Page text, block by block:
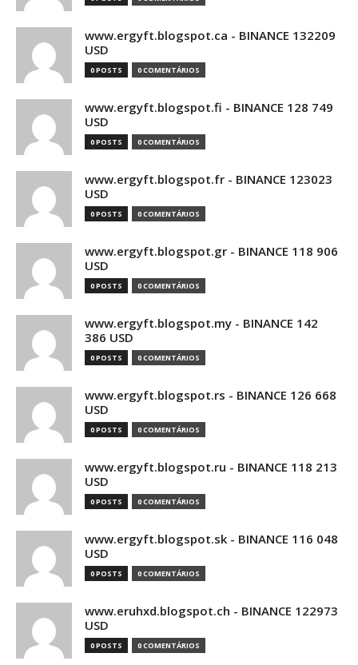
www.ergyft.blogspot.ca - BINANCE 132209
USD
0 POSTS 0 COMENTÁRIOS
www.ergyft.blogspot.fi - BINANCE 128 749
USD
0 POSTS 0 COMENTÁRIOS
www.ergyft.blogspot.fr - BINANCE 123023
USD
0 POSTS 0 COMENTÁRIOS
www.ergyft.blogspot.gr - BINANCE 118 906
USD
0 POSTS 0 COMENTÁRIOS
www.ergyft.blogspot.my - BINANCE 142
386 USD
0 POSTS 0 COMENTÁRIOS
www.ergyft.blogspot.rs - BINANCE 126 668
USD
0 POSTS 0 COMENTÁRIOS
www.ergyft.blogspot.ru - BINANCE 118 213
USD
0 POSTS 0 COMENTÁRIOS
www.ergyft.blogspot.sk - BINANCE 116 048
USD
0 POSTS 0 COMENTÁRIOS
www.eruhxd.blogspot.ch - BINANCE 122973
USD
0 POSTS 0 COMENTÁRIOS